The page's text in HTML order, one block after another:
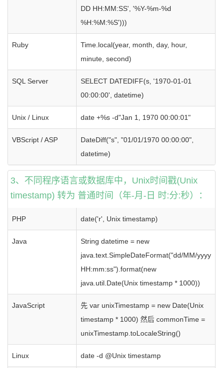
DD HH:MM:SS', '%Y-%m-%d
%H:%M:%S')))
Ruby
Time.local(year, month, day, hour,
minute, second)
SQL Server
SELECT DATEDIFF(s, '1970-01-01
00:00:00', datetime)
Unix / Linux date +%s -d"Jan 1, 1970 00:00:01"
VBScript / ASP
DateDiff("s", "01/01/1970 00:00:00",
datetime)
3、不同程序语言或数据库中，Unix时间戳(Unix
timestamp) 转为 普通时间（年-月-日 时:分:秒）：
PHP date('r', Unix timestamp)
Java
String datetime = new
java.text.SimpleDateFormat("dd/MM/yyyy
HH:mm:ss").format(new
java.util.Date(Unix timestamp * 1000))
JavaScript
先 var unixTimestamp = new Date(Unix
timestamp * 1000) 然后 commonTime =
unixTimestamp.toLocaleString()
Linux date -d @Unix timestamp